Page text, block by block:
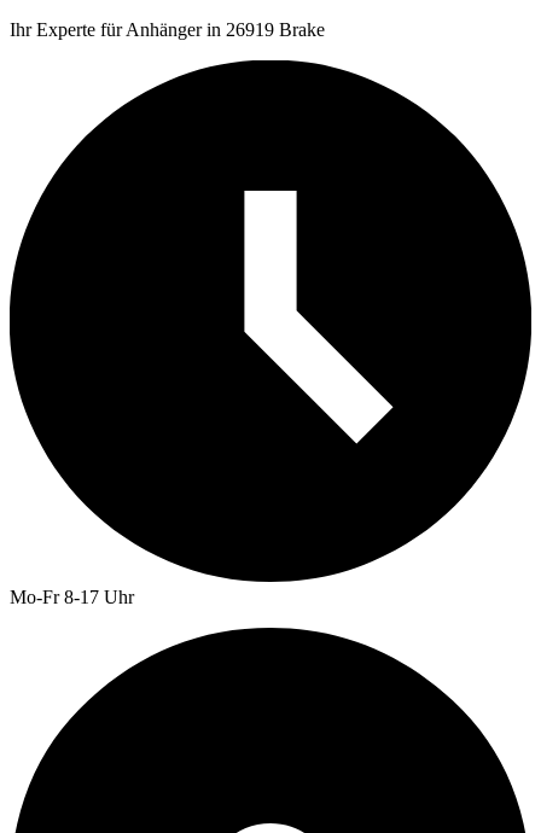
Ihr Experte für Anhänger in 26919 Brake
Mo-Fr 8-17 Uhr